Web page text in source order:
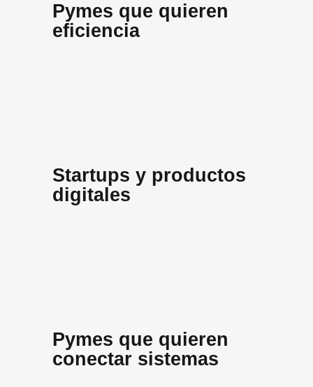
Pymes que quieren
eficiencia
Startups y productos
digitales
Pymes que quieren
conectar sistemas